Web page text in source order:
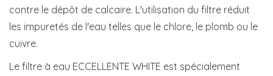
contre le dépôt de calcaire. L'utilisation du filtre réduit
les impuretés de l'eau telles que le chlore, le plomb ou le
cuivre.
Le filtre à eau ECCELLENTE WHITE est spécialement